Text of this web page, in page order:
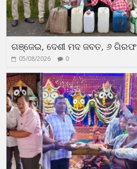
ଗଞ୍ଜେଇ, ଦେଶୀ ମଦ ଜବତ, ୬ ଗିରଫ
05/08/2026 0